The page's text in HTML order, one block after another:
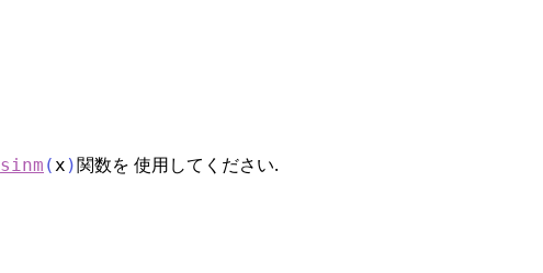
sinm (x )関数を 使用してください.